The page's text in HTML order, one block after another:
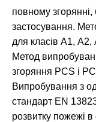
повному
застосування.
для класів А1,
Метод
згоряння PCS і
Випробування з
стандарт ЕN
розвитку пожежі в